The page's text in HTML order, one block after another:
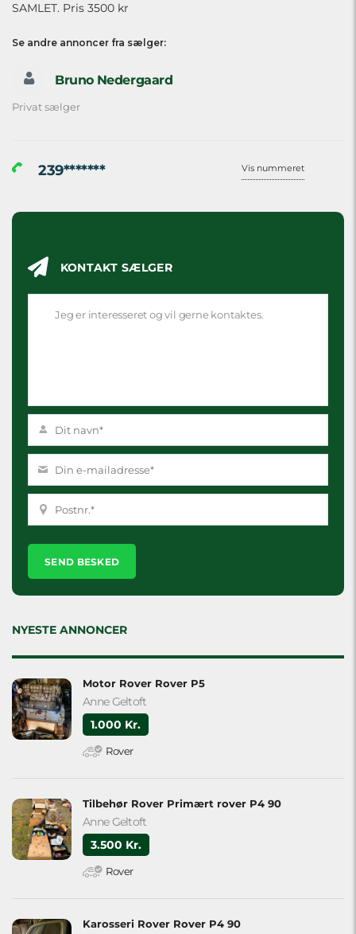
SAMLET. Pris 3500 kr
Se andre annoncer fra sælger:
Bruno Nedergaard
Privat sælger
239******* Vis nummeret
KONTAKT SÆLGER
Please
leave
empty.
NYESTE ANNONCER
Motor Rover Rover P5
Anne Geltoft
1.000 Kr.
Rover
Tilbehør Rover Primært rover P4 90
Anne Geltoft
3.500 Kr.
Rover
Karosseri Rover Rover P4 90